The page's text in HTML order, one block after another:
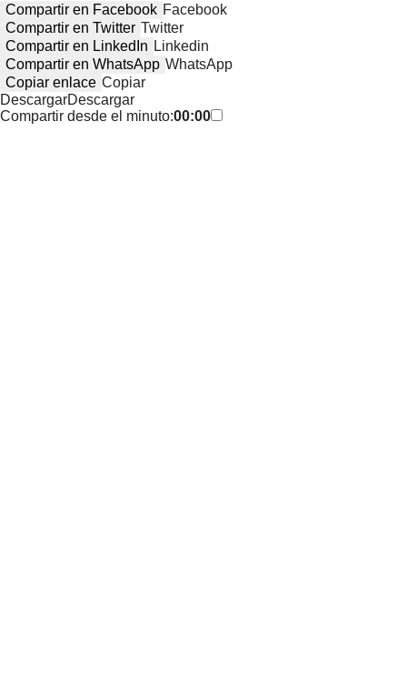
Compartir en Facebook Facebook
Compartir en Twitter Twitter
Compartir en LinkedIn Linkedin
Compartir en WhatsApp WhatsApp
Copiar enlace Copiar
DescargarDescargar
Compartir desde el minuto:00:00